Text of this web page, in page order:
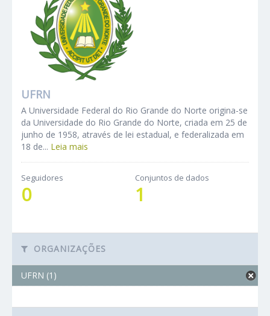
UFRN
A Universidade Federal do Rio Grande do Norte origina-se
da Universidade do Rio Grande do Norte, criada em 25 de
junho de 1958, através de lei estadual, e federalizada em
18 de... Leia mais
Seguidores
0
Conjuntos de dados
1
ORGANIZAÇÕES
UFRN (1)